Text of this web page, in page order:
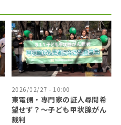
2026/02/27 - 10:00
東電側・専門家の証人尋問希
望せず？〜子ども甲状腺がん
裁判